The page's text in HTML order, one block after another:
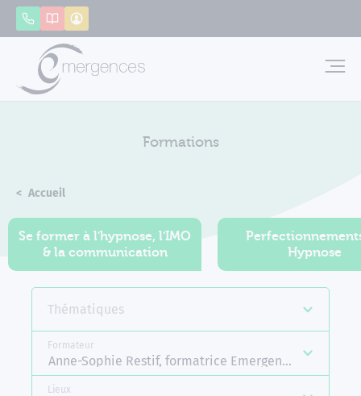
AppelerCatalogue
Formations
Accueil
Se former à l'hypnose, l'IMO
& la communication
Hypnose
Thématiques
Formateur
Anne-Sophie Restif, formatrice Emergences
Lieux
Panneau de gestion des cookies